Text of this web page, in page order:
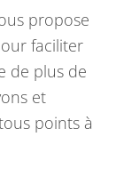
propose
faciliter
de plus de
et
points à